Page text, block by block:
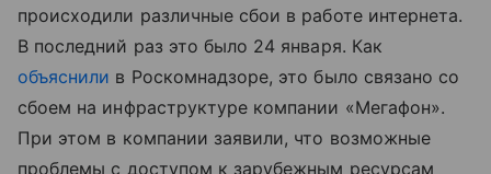
происходили различные сбои в работе интернета.
В последний раз это было 24 января. Как
объяснили в Роскомнадзоре, это было связано со
сбоем на инфраструктуре компании «Мегафон».
При этом в компании заявили, что возможные
проблемы с доступом к зарубежным ресурсам